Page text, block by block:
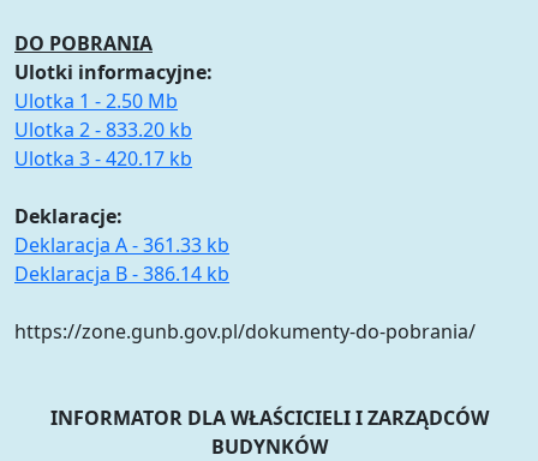
DO POBRANIA
Ulotki informacyjne:
Ulotka 1 - 2.50 Mb
Ulotka 2 - 833.20 kb
Ulotka 3 - 420.17 kb
Deklaracje:
Deklaracja A - 361.33 kb
Deklaracja B - 386.14 kb
https://zone.gunb.gov.pl/dokumenty-do-pobrania/
INFORMATOR DLA WŁAŚCICIELI I ZARZĄDCÓW
BUDYNKÓW